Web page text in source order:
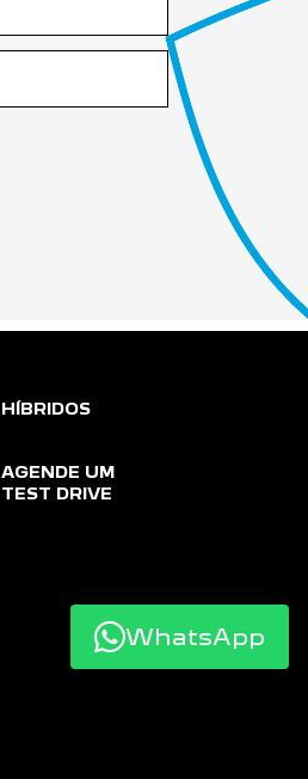
HÍBRIDOS
AGENDE UM
TEST DRIVE
WhatsApp